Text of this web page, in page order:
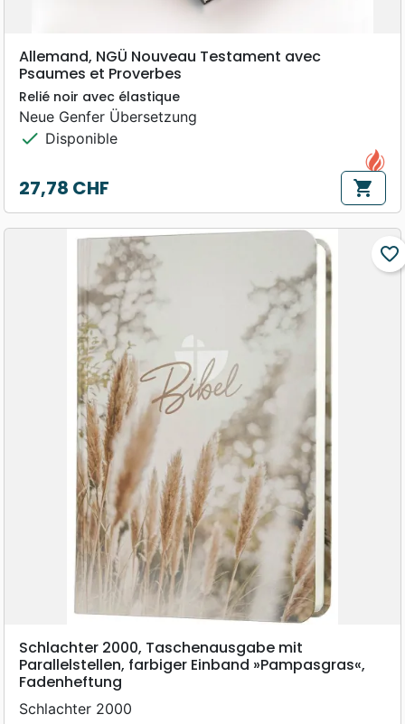
Allemand, NGÜ Nouveau Testament avec
Psaumes et Proverbes
Relié noir avec élastique
Neue Genfer Übersetzung
check Disponible
Prix
27,78 CHF shopping_cart
favorite_border
Schlachter 2000, Taschenausgabe mit
Parallelstellen, farbiger Einband »Pampasgras«,
Fadenheftung
Schlachter 2000